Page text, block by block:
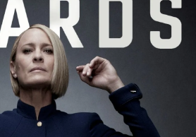
romantyczne kryminał
Netflix Nowy Jork
PRL sci-fiscience-
thrillerUSAWarszawa
Muza